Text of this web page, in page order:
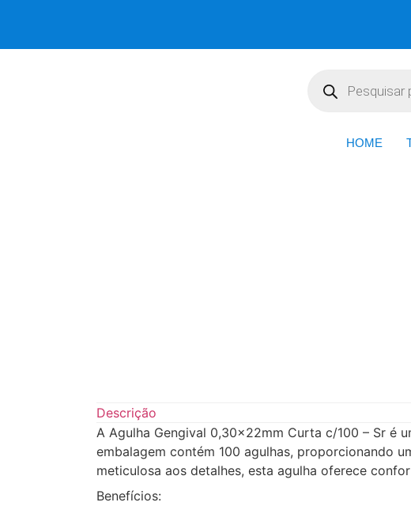
HOME
Descrição
A Agulha Gengival 0,30x22mm Curta c/100 – Sr é
embalagem contém 100 agulhas, proporcionando
meticulosa aos detalhes, esta agulha oferece
Benefícios: